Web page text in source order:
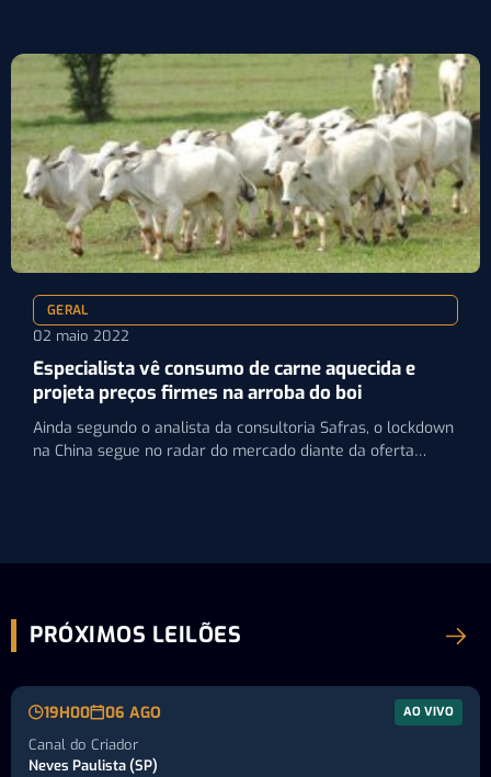
GERAL
02 maio 2022
Especialista vê consumo de carne aquecida e
projeta preços firmes na arroba do boi
Ainda segundo o analista da consultoria Safras, o lockdown
na China segue no radar do mercado diante da oferta…
PRÓXIMOS LEILÕES
19H00 06 AGO AO VIVO
Canal do Criador
Neves Paulista (SP)